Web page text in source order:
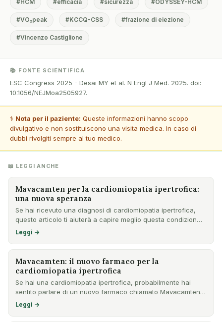
#HCM #efficacia #sicurezza #ODYSSEY-HCM
#VO₂peak #KCCQ-CSS #frazione di eiezione
#Vincenzo Castiglione
📚 FONTE SCIENTIFICA
ESC Congress 2025 - Desai MY et al. N Engl J Med. 2025. doi:
10.1056/NEJMoa2505927.
⚕️ Nota per il paziente: Queste informazioni hanno scopo
divulgativo e non sostituiscono una visita medica. In caso di
dubbi rivolgiti sempre al tuo medico.
📖 LEGGI ANCHE
Mavacamten per la cardiomiopatia ipertrofica:
una nuova speranza
Se hai ricevuto una diagnosi di cardiomiopatia ipertrofica,
questo articolo ti aiuterà a capire meglio questa condizion…
Leggi →
Mavacamten: il nuovo farmaco per la
cardiomiopatia ipertrofica
Se hai una cardiomiopatia ipertrofica, probabilmente hai
sentito parlare di un nuovo farmaco chiamato Mavacamten.
Quest…
Leggi →